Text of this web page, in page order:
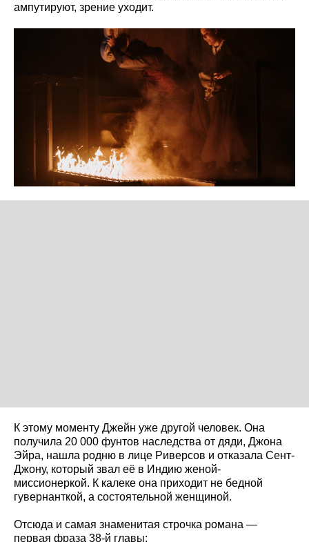
ампутируют, зрение уходит.
К этому моменту Джейн уже другой человек. Она
получила 20 000 фунтов наследства от дяди, Джона
Эйра, нашла родню в лице Риверсов и отказала Сент-
Джону, который звал её в Индию женой-
миссионеркой. К калеке она приходит не бедной
гувернанткой, а состоятельной женщиной.
Отсюда и самая знаменитая строчка романа —
первая фраза 38-й главы: